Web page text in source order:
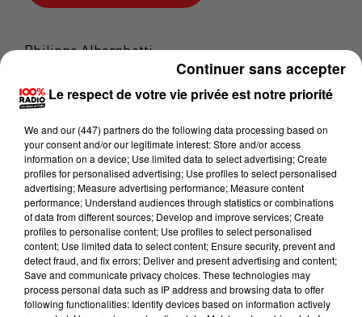
Philippe Alborghetti
On mange quoi ce soir sur 100% radio ?
26 avril 2024 - 1 min 3 sec
ON MANGE QUOI CE SOIR AVEC PHILIPPE SUR
100% ? ESCALOPES DE VEAU AU COMTÉ
Escalopes de veau au Comté
Ingrédients pour 4 personnes :
4 belles escalopes de veau,
2 cuillères d'huile,
Le respect de votre vie privée est notre priorité
We and our (447) partnersdo the following data processing based on
your consent and/or our legitimate interest: Store and/or access
information on a device; Use limited data to select advertising; Create
profiles for personalised advertising; Use profiles to select personalised
advertising; Measure advertising performance; Measure content
performance; Understand audiences through statistics or combinations
of data from different sources; Develop and improve services; Create
profiles to personalise content; Use profiles to select personalised
content; Use limited data to select content; Ensure security, prevent and
detect fraud, and fix errors; Deliver and present advertising and content;
Save and communicate privacy choices. These technologies may
process personal data such as IP address and browsing data to offer
following functionalities: Identify devices based on information actively
Continuer sans accepter